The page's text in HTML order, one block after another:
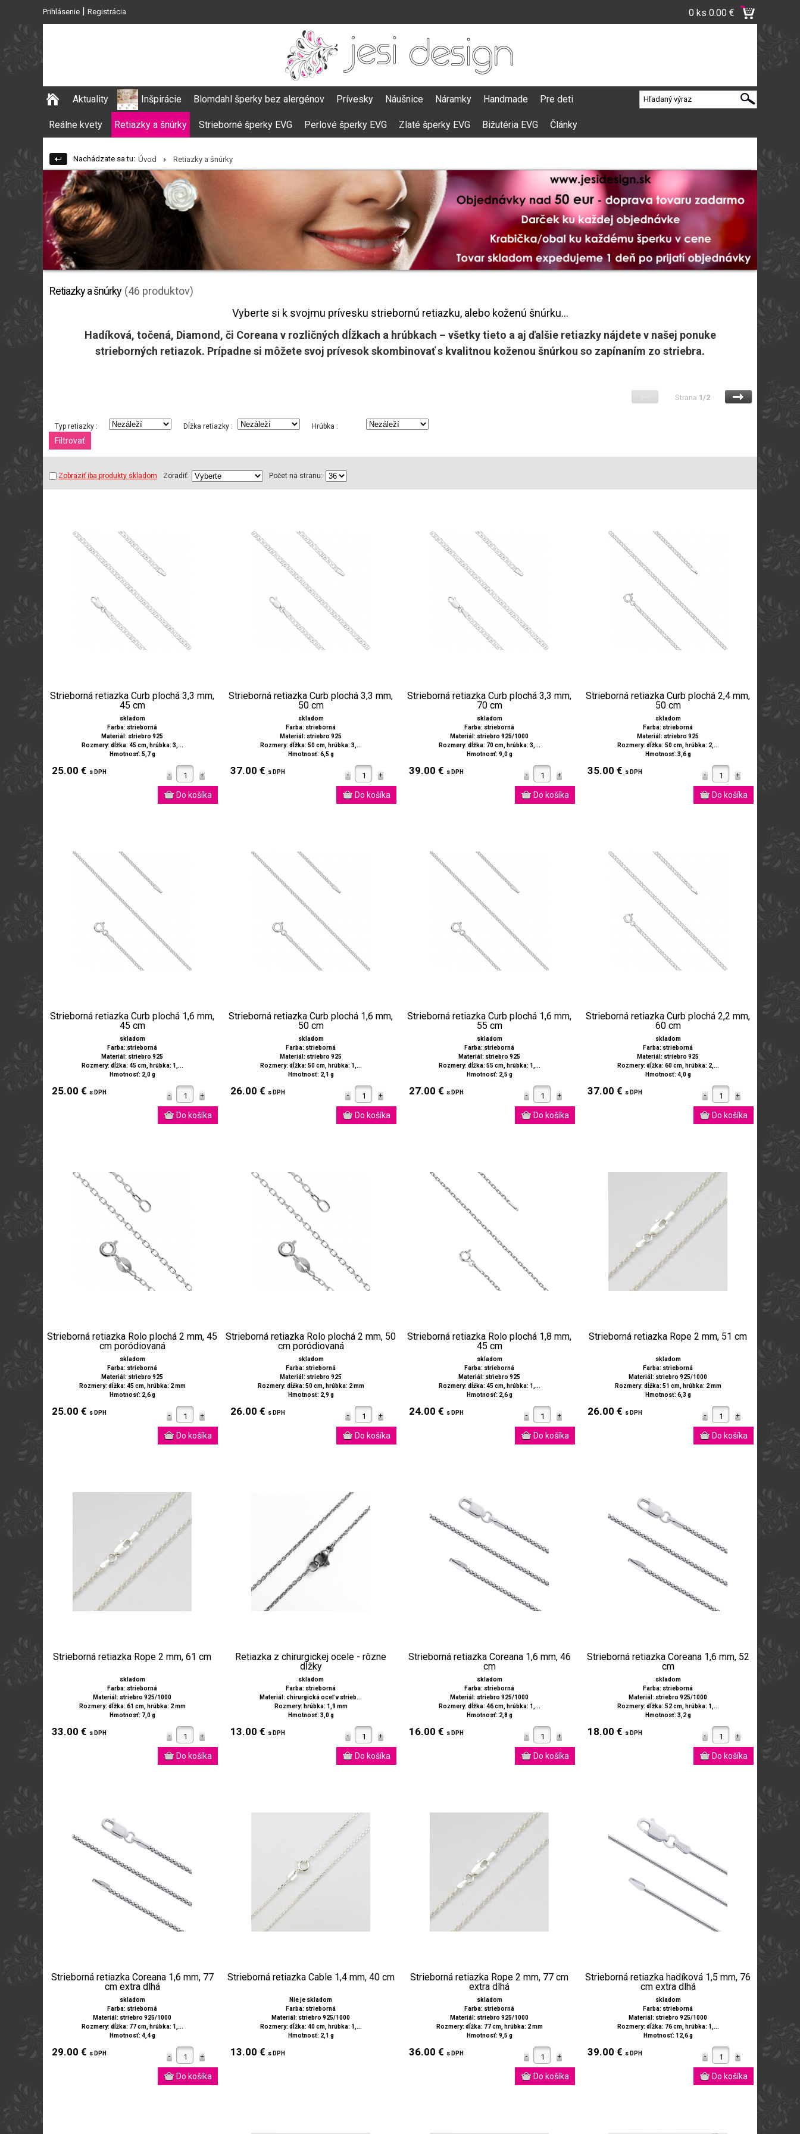
Prihlásenie | Registrácia 0 ks 0.00 €
Aktuality Inšpirácie Blomdahl šperky bez alergénov Prívesky Náušnice Náramky Handmade Pre deti
Reálne kvety Retiazky a šnúrky Strieborné šperky EVG Perlové šperky EVG Zlaté šperky EVG Bižutéria EVG Články
Nachádzate sa tu: Úvod Retiazky a šnúrky
Retiazky a šnúrky (46 produktov)
Vyberte si k svojmu prívesku striebornú retiazku, alebo koženú šnúrku...
Hadíková, točená, Diamond, či Coreana v rozličných dĺžkach a hrúbkach – všetky tieto a aj ďalšie retiazky nájdete v našej ponuke
strieborných retiazok. Prípadne si môžete svoj prívesok skombinovať s kvalitnou koženou šnúrkou so zapínaním zo striebra.
Strana 1/2
Typ retiazky : Dĺžka retiazky : Hrúbka :
Zobraziť iba produkty skladom Zoradiť: Počet na stranu:
Strieborná retiazka Curb plochá 3,3 mm,
45 cm
skladom
Farba: strieborná
Materiál: striebro 925
Rozmery: dĺžka: 45 cm, hrúbka: 3,...
Hmotnosť: 5,7 g
25.00 € s DPH
Strieborná retiazka Curb plochá 3,3 mm,
50 cm
skladom
Farba: strieborná
Materiál: striebro 925
Rozmery: dĺžka: 50 cm, hrúbka: 3,...
Hmotnosť: 6,5 g
37.00 € s DPH
Strieborná retiazka Curb plochá 3,3 mm,
70 cm
skladom
Farba: strieborná
Materiál: striebro 925/1000
Rozmery: dĺžka: 70 cm, hrúbka: 3,...
Hmotnosť: 9,0 g
39.00 € s DPH
Strieborná retiazka Curb plochá 2,4 mm,
50 cm
skladom
Farba: strieborná
Materiál: striebro 925
Rozmery: dĺžka: 50 cm, hrúbka: 2,...
Hmotnosť: 3,6 g
35.00 € s DPH
Strieborná retiazka Curb plochá 1,6 mm,
45 cm
skladom
Farba: strieborná
Materiál: striebro 925
Rozmery: dĺžka: 45 cm, hrúbka: 1,...
Hmotnosť: 2,0 g
25.00 € s DPH
Strieborná retiazka Curb plochá 1,6 mm,
50 cm
skladom
Farba: strieborná
Materiál: striebro 925
Rozmery: dĺžka: 50 cm, hrúbka: 1,...
Hmotnosť: 2,1 g
26.00 € s DPH
Strieborná retiazka Curb plochá 1,6 mm,
55 cm
skladom
Farba: strieborná
Materiál: striebro 925
Rozmery: dĺžka: 55 cm, hrúbka: 1,...
Hmotnosť: 2,5 g
27.00 € s DPH
Strieborná retiazka Curb plochá 2,2 mm,
60 cm
skladom
Farba: strieborná
Materiál: striebro 925
Rozmery: dĺžka: 60 cm, hrúbka: 2,...
Hmotnosť: 4,0 g
37.00 € s DPH
Strieborná retiazka Rolo plochá 2 mm, 45
cm poródiovaná
skladom
Farba: strieborná
Materiál: striebro 925
Rozmery: dĺžka: 45 cm, hrúbka: 2 mm
Hmotnosť: 2,6 g
25.00 € s DPH
Strieborná retiazka Rolo plochá 2 mm, 50
cm poródiovaná
skladom
Farba: strieborná
Materiál: striebro 925
Rozmery: dĺžka: 50 cm, hrúbka: 2 mm
Hmotnosť: 2,9 g
26.00 € s DPH
Strieborná retiazka Rolo plochá 1,8 mm,
45 cm
skladom
Farba: strieborná
Materiál: striebro 925
Rozmery: dĺžka: 45 cm, hrúbka: 1,...
Hmotnosť: 2,6 g
24.00 € s DPH
Strieborná retiazka Rope 2 mm, 51 cm
skladom
Farba: strieborná
Materiál: striebro 925/1000
Rozmery: dĺžka: 51 cm, hrúbka: 2 mm
Hmotnosť: 6,3 g
26.00 € s DPH
Strieborná retiazka Rope 2 mm, 61 cm
skladom
Farba: strieborná
Materiál: striebro 925/1000
Rozmery: dĺžka: 61 cm, hrúbka: 2 mm
Hmotnosť: 7,0 g
33.00 € s DPH
Retiazka z chirurgickej ocele - rôzne
dĺžky
skladom
Farba: strieborná
Materiál: chirurgická oceľ v strieb...
Rozmery: hrúbka: 1,9 mm
Hmotnosť: 3,0 g
13.00 € s DPH
Strieborná retiazka Coreana 1,6 mm, 46
cm
skladom
Farba: strieborná
Materiál: striebro 925/1000
Rozmery: dĺžka: 46 cm, hrúbka: 1,...
Hmotnosť: 2,8 g
16.00 € s DPH
Strieborná retiazka Coreana 1,6 mm, 52
cm
skladom
Farba: strieborná
Materiál: striebro 925/1000
Rozmery: dĺžka: 52 cm, hrúbka: 1,...
Hmotnosť: 3,2 g
18.00 € s DPH
Strieborná retiazka Coreana 1,6 mm, 77
cm extra dlhá
skladom
Farba: strieborná
Materiál: striebro 925/1000
Rozmery: dĺžka: 77 cm, hrúbka: 1,...
Hmotnosť: 4,4 g
29.00 € s DPH
Strieborná retiazka Cable 1,4 mm, 40 cm
Nie je skladom
Farba: strieborná
Materiál: striebro 925/1000
Rozmery: dĺžka: 40 cm, hrúbka: 1,...
Hmotnosť: 2,1 g
13.00 € s DPH
Strieborná retiazka Rope 2 mm, 77 cm
extra dlhá
skladom
Farba: strieborná
Materiál: striebro 925/1000
Rozmery: dĺžka: 77 cm, hrúbka: 2 mm
Hmotnosť: 9,5 g
36.00 € s DPH
Strieborná retiazka hadíková 1,5 mm, 76
cm extra dlhá
skladom
Farba: strieborná
Materiál: striebro 925/1000
Rozmery: dĺžka: 76 cm, hrúbka: 1,...
Hmotnosť: 12,6 g
39.00 € s DPH